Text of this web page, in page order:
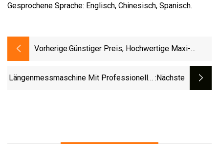
Gesprochene Sprache: Englisch, Chinesisch, Spanisch.
Vorherige:Günstiger Preis, Hochwertige Maxi-
Längenfixierungsmaschine Für
Längenmessmaschine Mit Professioneller :nächste